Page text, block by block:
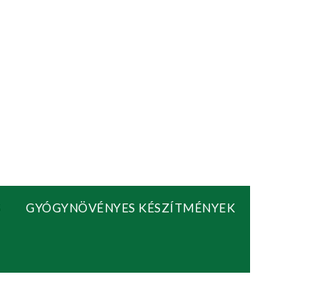
GYÓGYNÖVÉNYES KÉSZÍTMÉNYEK